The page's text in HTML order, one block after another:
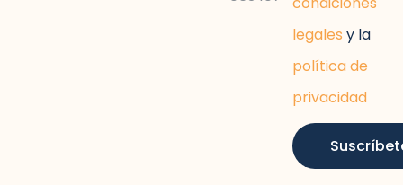
legales y la
política de
privacidad